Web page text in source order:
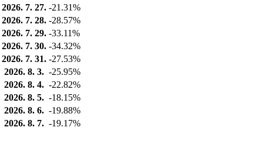
2026. 7. 27. -21.31%
2026. 7. 28. -28.57%
2026. 7. 29. -33.11%
2026. 7. 30. -34.32%
2026. 7. 31. -27.53%
2026. 8. 3. -25.95%
2026. 8. 4. -22.82%
2026. 8. 5. -18.15%
2026. 8. 6. -19.88%
2026. 8. 7. -19.17%